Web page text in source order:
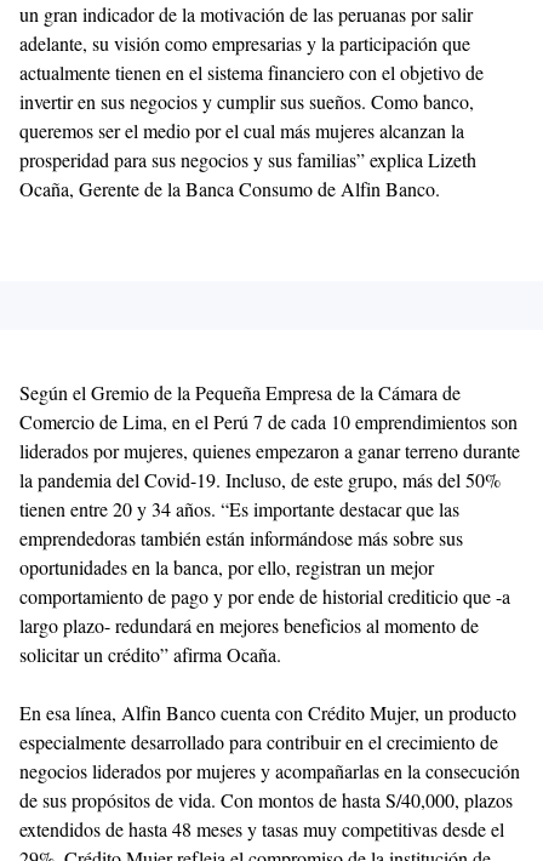
un gran indicador de la motivación de las peruanas por salir
adelante, su visión como empresarias y la participación que
actualmente tienen en el sistema financiero con el objetivo de
invertir en sus negocios y cumplir sus sueños. Como banco,
queremos ser el medio por el cual más mujeres alcanzan la
prosperidad para sus negocios y sus familias” explica Lizeth
Ocaña, Gerente de la Banca Consumo de Alfin Banco.
Según el Gremio de la Pequeña Empresa de la Cámara de
Comercio de Lima, en el Perú 7 de cada 10 emprendimientos son
liderados por mujeres, quienes empezaron a ganar terreno durante
la pandemia del Covid-19. Incluso, de este grupo, más del 50%
tienen entre 20 y 34 años. “Es importante destacar que las
emprendedoras también están informándose más sobre sus
oportunidades en la banca, por ello, registran un mejor
comportamiento de pago y por ende de historial crediticio que -a
largo plazo- redundará en mejores beneficios al momento de
solicitar un crédito” afirma Ocaña.
En esa línea, Alfin Banco cuenta con Crédito Mujer, un producto
especialmente desarrollado para contribuir en el crecimiento de
negocios liderados por mujeres y acompañarlas en la consecución
de sus propósitos de vida. Con montos de hasta S/40,000, plazos
extendidos de hasta 48 meses y tasas muy competitivas desde el